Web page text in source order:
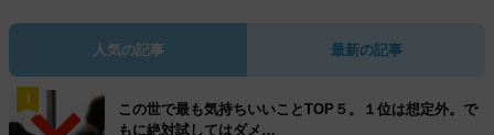
人気の記事 最新の記事
1
この世で最も気持ちいいことTOP５。１位は想定外。で
もに絶対試してはダメ…